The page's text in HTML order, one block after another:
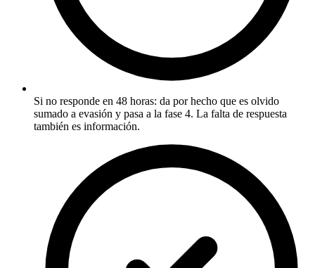
Si no responde en 48 horas: da por hecho que es olvido
sumado a evasión y pasa a la fase 4. La falta de respuesta
también es información.